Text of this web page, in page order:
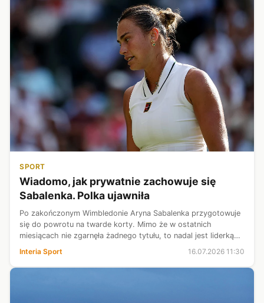
SPORT
Wiadomo, jak prywatnie zachowuje się
Sabalenka. Polka ujawniła
Po zakończonym Wimbledonie Aryna Sabalenka przygotowuje
się do powrotu na twarde korty. Mimo że w ostatnich
miesiącach nie zgarnęła żadnego tytułu, to nadal jest liderką
powiedziała Paula Kani...
Interia Sport 16.07.2026 11:30